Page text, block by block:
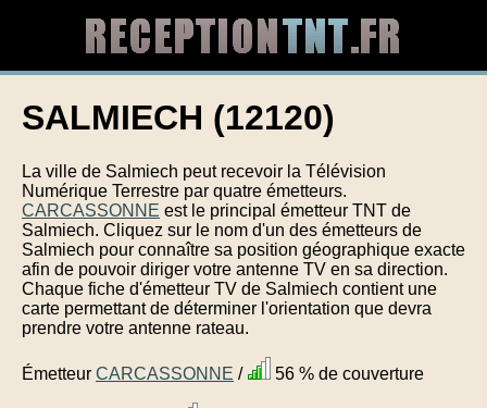
SALMIECH (12120)
La ville de Salmiech peut recevoir la Télévision
Numérique Terrestre par quatre émetteurs.
CARCASSONNE est le principal émetteur TNT de
Salmiech. Cliquez sur le nom d'un des émetteurs de
Salmiech pour connaître sa position géographique exacte
afin de pouvoir diriger votre antenne TV en sa direction.
Chaque fiche d'émetteur TV de Salmiech contient une
carte permettant de déterminer l'orientation que devra
prendre votre antenne rateau.
Émetteur CARCASSONNE / 56 % de couverture